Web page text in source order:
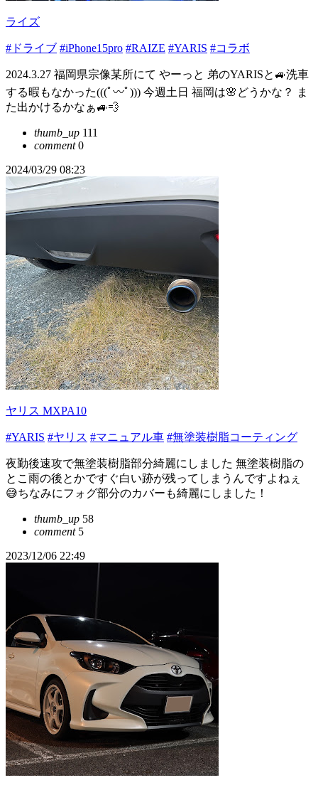
ライズ
#ドライブ #iPhone15pro #RAIZE #YARIS #コラボ
2024.3.27 福岡県宗像某所にて やーっと 弟のYARISと🚙洗車
する暇もなかった(((ﾟ〰ﾟ))) 今週土日 福岡は🌸どうかな？ ま
た出かけるかなぁ🚙💨
thumb_up 111
comment0
2024/03/29 08:23
ヤリス MXPA10
#YARIS #ヤリス #マニュアル車 #無塗装樹脂コーティング
夜勤後速攻で無塗装樹脂部分綺麗にしました 無塗装樹脂の
とこ雨の後とかですぐ白い跡が残ってしまうんですよねぇ
😅ちなみにフォグ部分のカバーも綺麗にしました！
thumb_up 58
comment5
2023/12/06 22:49